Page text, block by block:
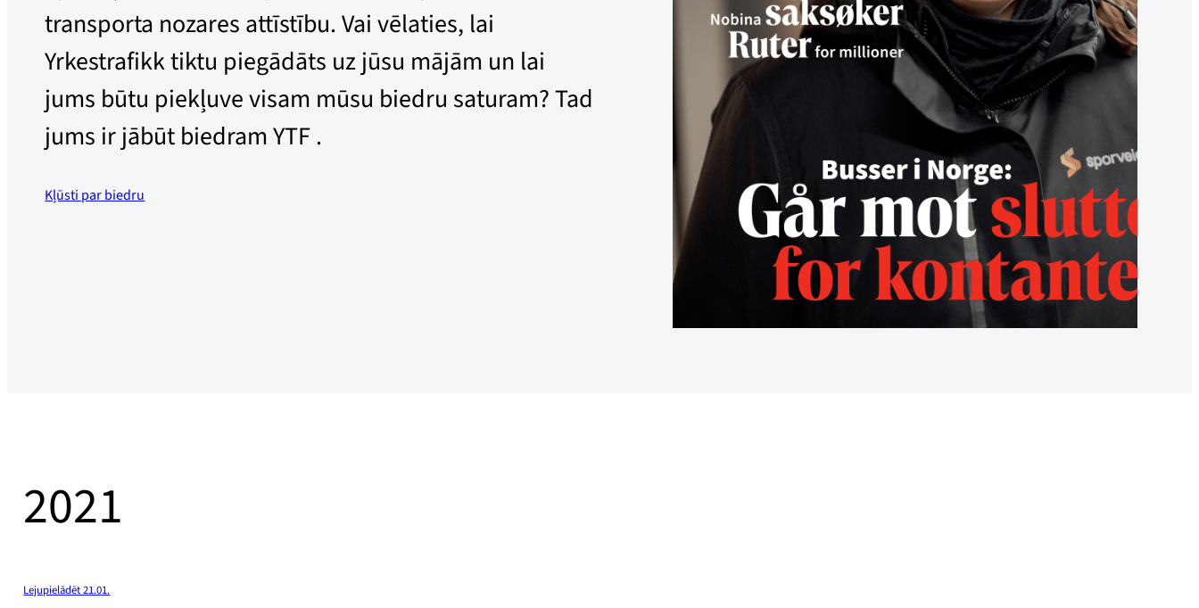
transporta nozares attīstību. Vai vēlaties, lai
Yrkestrafikk tiktu piegādāts uz jūsu mājām un lai
jums būtu piekļuve visam mūsu biedru saturam? Tad
jums ir jābūt biedram YTF .
Kļūsti par biedru
2021
Lejupielādēt 21.01.